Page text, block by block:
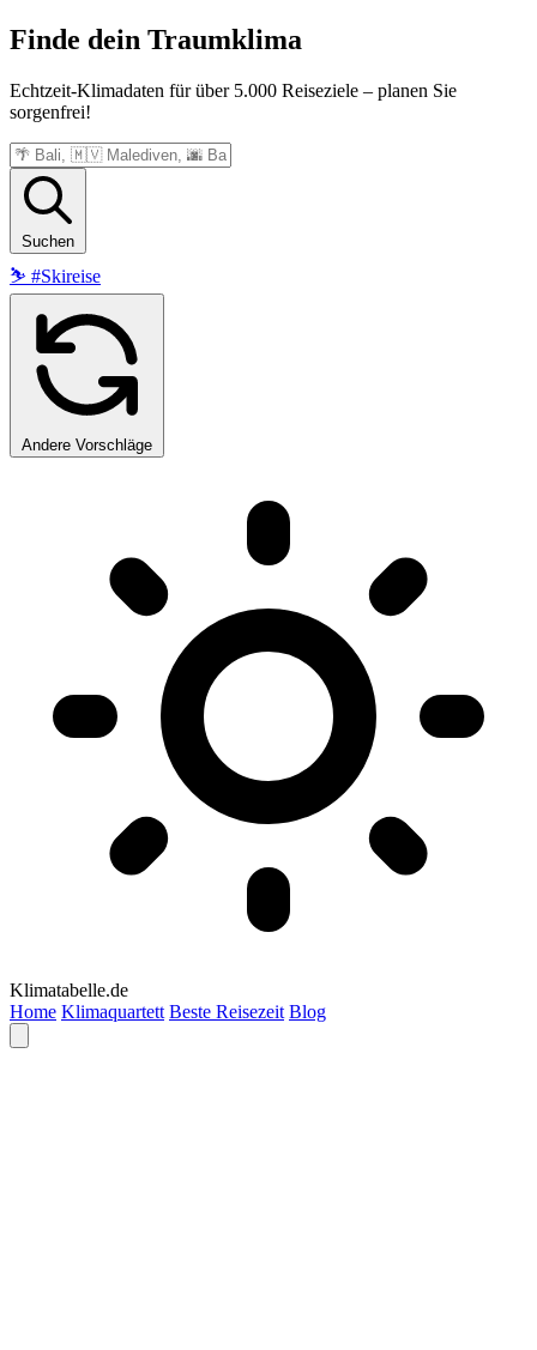
Finde dein Traumklima
Echtzeit-Klimadaten für über 5.000 Reiseziele – planen Sie
sorgenfrei!
Suchen
⛷️ #Skireise
Andere Vorschläge
Klimatabelle.de
Home Klimaquartett Beste Reisezeit Blog